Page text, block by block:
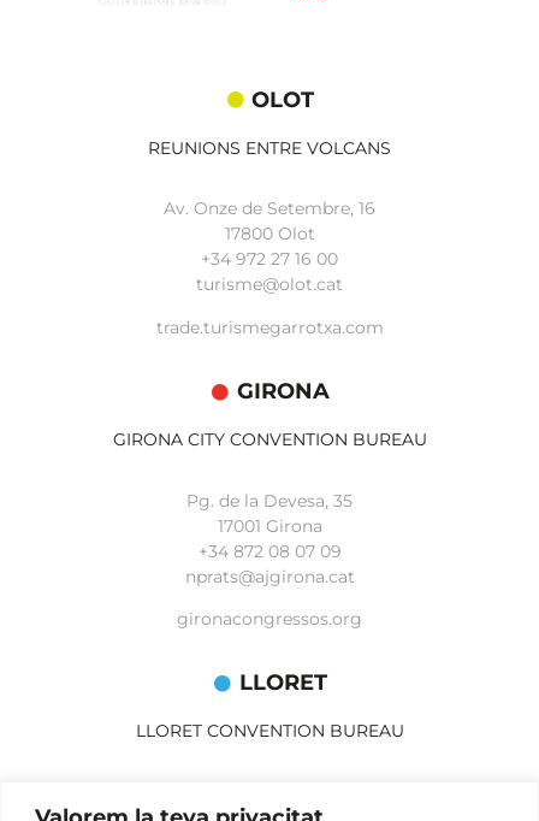
OLOT
REUNIONS ENTRE VOLCANS
Av. Onze de Setembre, 16
17800 Olot
+34 972 27 16 00
turisme@olot.cat
trade.turismegarrotxa.com
GIRONA
GIRONA CITY CONVENTION BUREAU
Pg. de la Devesa, 35
17001 Girona
+34 872 08 07 09
nprats@ajgirona.cat
gironacongressos.org
LLORET
LLORET CONVENTION BUREAU